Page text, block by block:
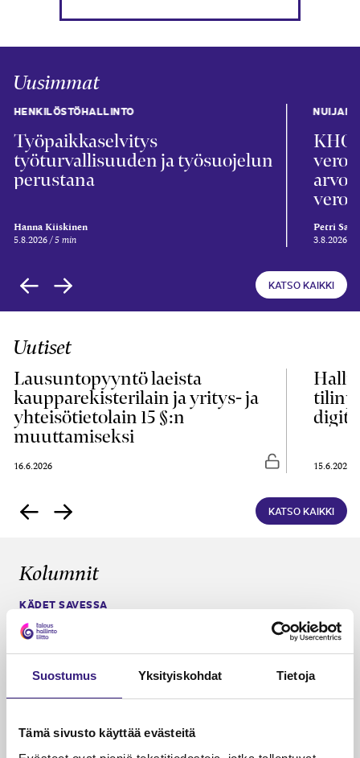
Suostumus Yksityiskohdat Tietoja
Tämä sivusto käyttää evästeitä
Uusimmat
KATSO KAIKKI
HENKILÖSTÖHALLINTO
Työpaikkaselvitys
työturvallisuuden ja työsuojelun
perustana
Hanna Kiiskinen
5.8.2026 5 min
NUIJAN
KHO
Petri
3.8.2026
Uutiset
KATSO KAIKKI
Lausuntopyyntö laeista
kaupparekisterilain ja yritys- ja
yhteisötietolain 15 §:n
muuttamiseksi
16.6.2026
Vapaasti
15.6.2026
Kolumnit
KÄDET SAVESSA
Tilitoimistot omistajanvaihdosten
ytimessä
Janika Hotakainen, Mervi Hyvönen, Johanna Vuorto-
PÄÄKIRJOITUS